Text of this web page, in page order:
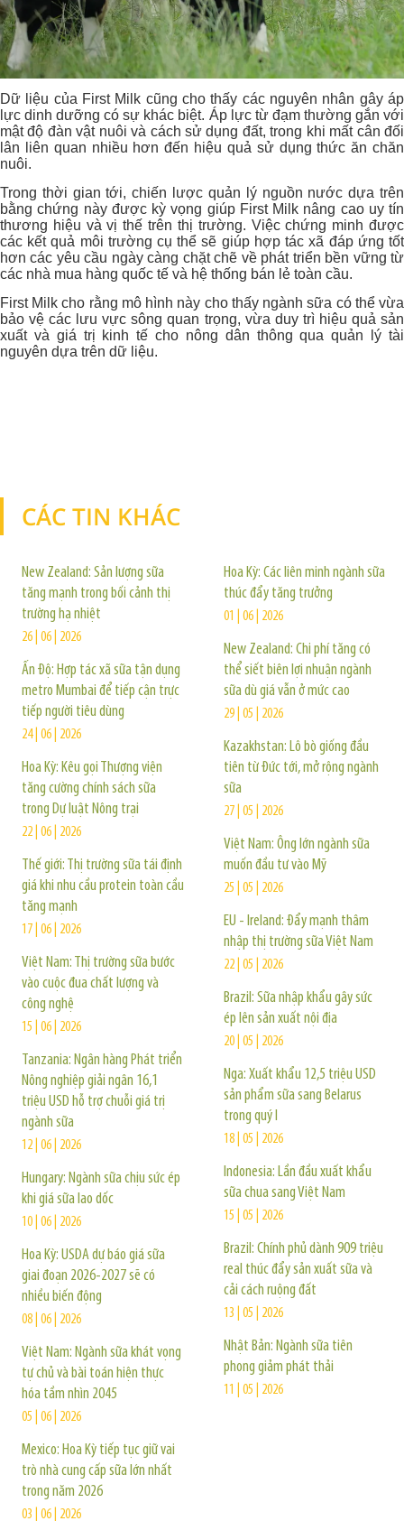
Dữ liệu của First Milk cũng cho thấy các nguyên nhân gây áp
lực dinh dưỡng có sự khác biệt. Áp lực từ đạm thường gắn với
mật độ đàn vật nuôi và cách sử dụng đất, trong khi mất cân đối
lân liên quan nhiều hơn đến hiệu quả sử dụng thức ăn chăn
nuôi.
Trong thời gian tới, chiến lược quản lý nguồn nước dựa trên
bằng chứng này được kỳ vọng giúp First Milk nâng cao uy tín
thương hiệu và vị thế trên thị trường. Việc chứng minh được
các kết quả môi trường cụ thể sẽ giúp hợp tác xã đáp ứng tốt
hơn các yêu cầu ngày càng chặt chẽ về phát triển bền vững từ
các nhà mua hàng quốc tế và hệ thống bán lẻ toàn cầu.
First Milk cho rằng mô hình này cho thấy ngành sữa có thể vừa
bảo vệ các lưu vực sông quan trọng, vừa duy trì hiệu quả sản
xuất và giá trị kinh tế cho nông dân thông qua quản lý tài
nguyên dựa trên dữ liệu.
CÁC TIN KHÁC
New Zealand: Sản lượng sữa
tăng mạnh trong bối cảnh thị
trường hạ nhiệt
26 | 06 | 2026
Ấn Độ: Hợp tác xã sữa tận dụng
metro Mumbai để tiếp cận trực
tiếp người tiêu dùng
24 | 06 | 2026
Hoa Kỳ: Kêu gọi Thượng viện
tăng cường chính sách sữa
trong Dự luật Nông trại
22 | 06 | 2026
Thế giới: Thị trường sữa tái định
giá khi nhu cầu protein toàn cầu
tăng mạnh
17 | 06 | 2026
Việt Nam: Thị trường sữa bước
vào cuộc đua chất lượng và
công nghệ
15 | 06 | 2026
Tanzania: Ngân hàng Phát triển
Nông nghiệp giải ngân 16,1
triệu USD hỗ trợ chuỗi giá trị
ngành sữa
12 | 06 | 2026
Hungary: Ngành sữa chịu sức ép
khi giá sữa lao dốc
10 | 06 | 2026
Hoa Kỳ: USDA dự báo giá sữa
giai đoạn 2026-2027 sẽ có
nhiều biến động
08 | 06 | 2026
Việt Nam: Ngành sữa khát vọng
tự chủ và bài toán hiện thực
hóa tầm nhìn 2045
05 | 06 | 2026
Mexico: Hoa Kỳ tiếp tục giữ vai
trò nhà cung cấp sữa lớn nhất
trong năm 2026
03 | 06 | 2026
Hoa Kỳ: Các liên minh ngành sữa
thúc đẩy tăng trưởng
01 | 06 | 2026
New Zealand: Chi phí tăng có
thể siết biên lợi nhuận ngành
sữa dù giá vẫn ở mức cao
29 | 05 | 2026
Kazakhstan: Lô bò giống đầu
tiên từ Đức tới, mở rộng ngành
sữa
27 | 05 | 2026
Việt Nam: Ông lớn ngành sữa
muốn đầu tư vào Mỹ
25 | 05 | 2026
EU - Ireland: Đẩy mạnh thâm
nhập thị trường sữa Việt Nam
22 | 05 | 2026
Brazil: Sữa nhập khẩu gây sức
ép lên sản xuất nội địa
20 | 05 | 2026
Nga: Xuất khẩu 12,5 triệu USD
sản phẩm sữa sang Belarus
trong quý I
18 | 05 | 2026
Indonesia: Lần đầu xuất khẩu
sữa chua sang Việt Nam
15 | 05 | 2026
Brazil: Chính phủ dành 909 triệu
real thúc đẩy sản xuất sữa và
cải cách ruộng đất
13 | 05 | 2026
Nhật Bản: Ngành sữa tiên
phong giảm phát thải
11 | 05 | 2026